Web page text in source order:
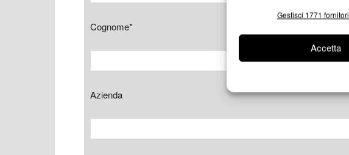
Gestisci 1771 fornitori
Accetta
Cognome*
Azienda